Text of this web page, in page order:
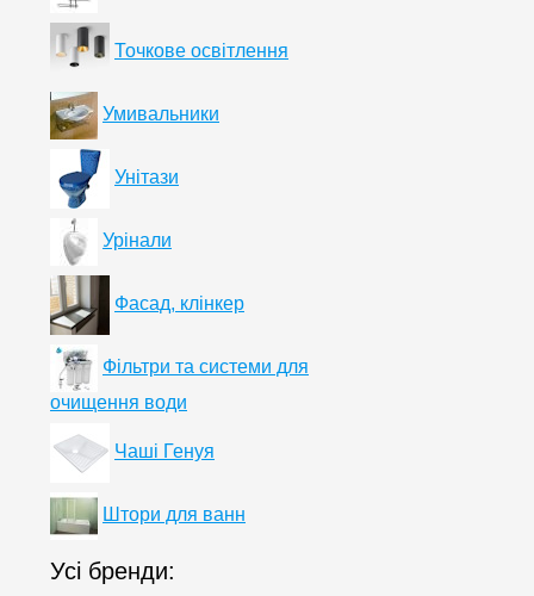
Точкове освітлення
Умивальники
Унітази
Урінали
Фасад, клінкер
Фільтри та системи для
очищення води
Чаші Генуя
Штори для ванн
Усі бренди: